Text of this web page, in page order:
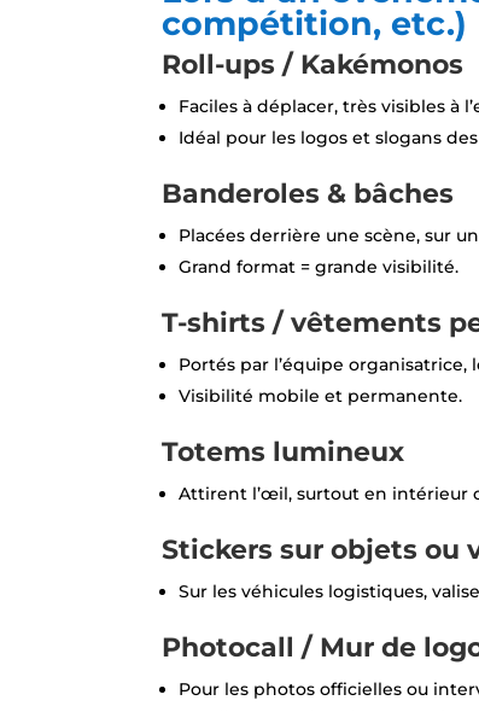
compétition, etc.)
Roll-ups / Kakémonos
Faciles à déplacer, très visibles à
Idéal pour les logos et slogans
Banderoles & bâches
Placées derrière une scène, sur
Grand format = grande visibilité.
T-shirts / vêtements
Portés par l’équipe
Visibilité mobile et permanente.
Totems lumineux
Attirent l’œil, surtout en intérieur
Stickers sur objets ou
Sur les véhicules logistiques,
Photocall / Mur de
Pour les photos officielles ou